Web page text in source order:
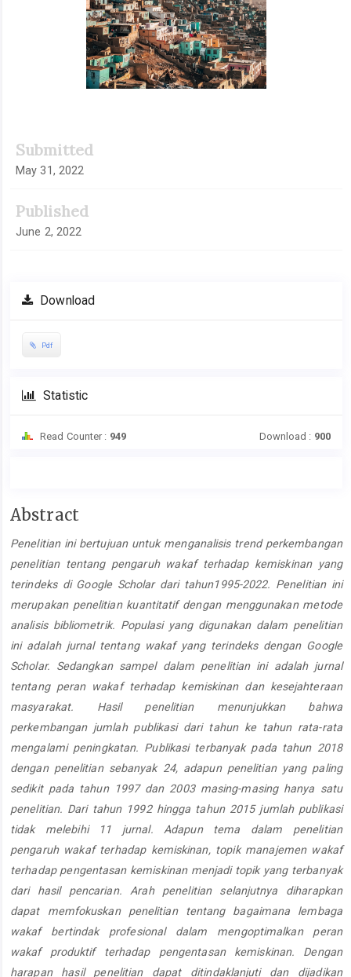
Submitted
May 31, 2022
Published
June 2, 2022
Download
Pdf
Statistic
Read Counter : 949 Download : 900
Main
Content
Abstract
Penelitian ini bertujuan untuk menganalisis trend perkembangan
penelitian tentang pengaruh wakaf terhadap kemiskinan yang
terindeks di Google Scholardari tahun1995-2022. Penelitian ini
merupakan penelitian kuantitatif dengan menggunakan metode
analisis bibliometrik. Populasi yang digunakan dalam penelitian
ini adalah jurnal tentang wakaf yang terindeks dengan Google
Scholar. Sedangkan sampel dalam penelitian ini adalah jurnal
tentang peran wakaf terhadap kemiskinan dan kesejahteraan
masyarakat. Hasil penelitian menunjukkan bahwa
perkembangan jumlah publikasi dari tahun ke tahun rata-rata
mengalami peningkatan. Publikasi terbanyak pada tahun 2018
dengan penelitian sebanyak 24, adapun penelitian yang paling
sedikit pada tahun 1997 dan 2003 masing-masing hanya satu
penelitian. Dari tahun 1992 hingga tahun 2015 jumlah publikasi
tidak melebihi 11 jurnal. Adapun tema dalam penelitian
pengaruh wakaf terhadap kemiskinan, topik manajemen wakaf
terhadap pengentasan kemiskinan menjadi topik yang terbanyak
dari hasil pencarian. Arahpenelitian selanjutnya diharapkan
dapat
memfokuskan penelitian tentang bagaimana lembaga
wakaf bertindakprofesional dalam mengoptimalkanperan
wakaf produktif terhadap pengentasan kemiskinan. Dengan
harapan hasil penelitian dapat ditindaklanjuti dan dijadikan